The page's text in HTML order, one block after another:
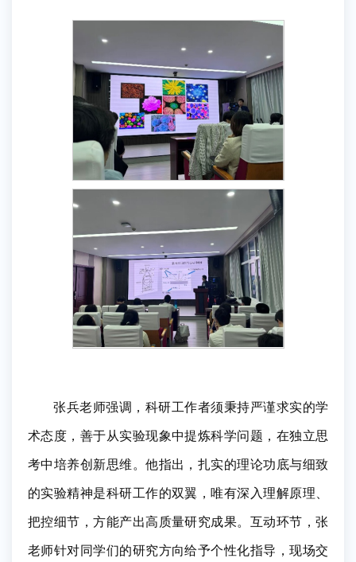
张兵老师强调，科研工作者须秉持严谨求实的学
术态度，善于从实验现象中提炼科学问题，在独立思
考中培养创新思维。他指出，扎实的理论功底与细致
的实验精神是科研工作的双翼，唯有深入理解原理、
把控细节，方能产出高质量研究成果。互动环节，张
老师针对同学们的研究方向给予个性化指导，现场交